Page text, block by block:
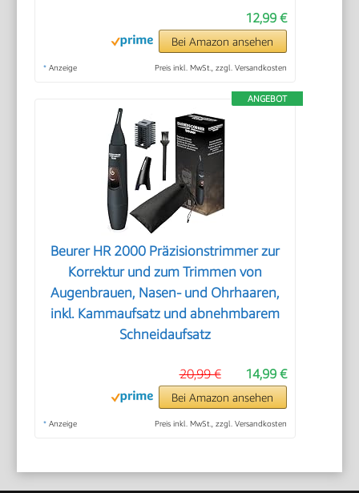
12,99 €
Bei Amazon ansehen
* Anzeige Preis inkl. MwSt., zzgl. Versandkosten
ANGEBOT
Beurer HR 2000 Präzisionstrimmer zur
Korrektur und zum Trimmen von
Augenbrauen, Nasen- und Ohrhaaren,
inkl. Kammaufsatz und abnehmbarem
Schneidaufsatz
14,99 €
20,99 €
Bei Amazon ansehen
* Anzeige Preis inkl. MwSt., zzgl. Versandkosten